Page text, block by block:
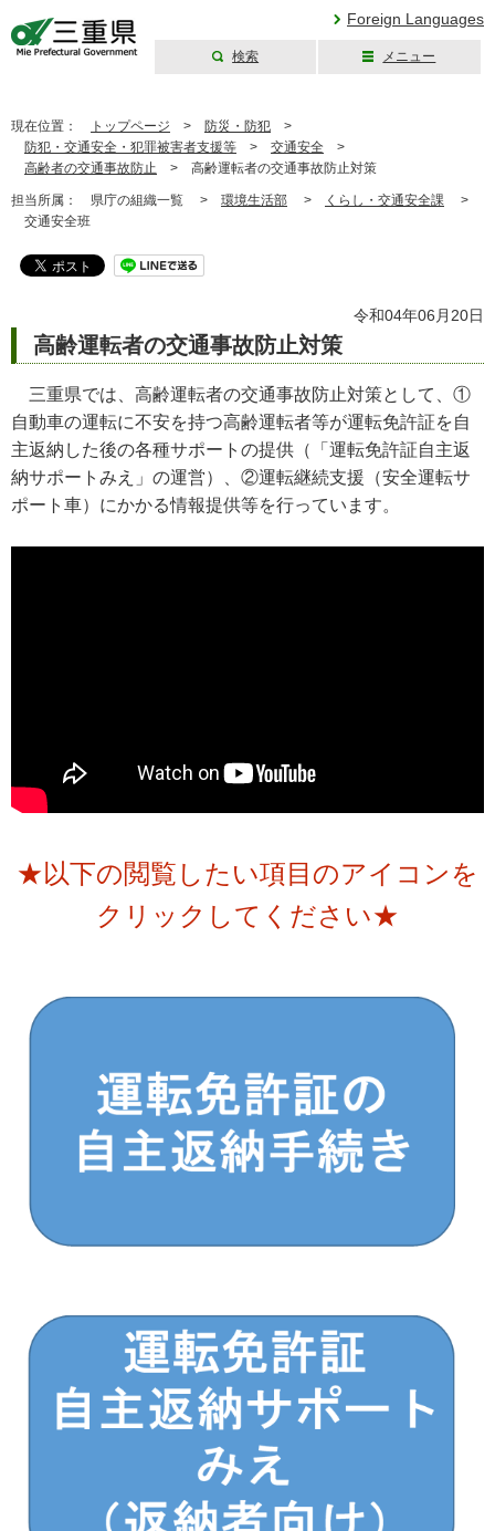
Foreign Languages
検索 メニュー
現在位置： トップページ > 防災・防犯 >
防犯・交通安全・犯罪被害者支援等 > 交通安全 >
高齢者の交通事故防止 > 高齢運転者の交通事故防止対策
担当所属： 県庁の組織一覧 > 環境生活部 > くらし・交通安全課 >
交通安全班
令和04年06月20日
高齢運転者の交通事故防止対策
三重県では、高齢運転者の交通事故防止対策として、①
自動車の運転に不安を持つ高齢運転者等が運転免許証を自
主返納した後の各種サポートの提供（「運転免許証自主返
納サポートみえ」の運営）、②運転継続支援（安全運転サ
ポート車）にかかる情報提供等を行っています。
★以下の閲覧したい項目のアイコンを
クリックしてください★